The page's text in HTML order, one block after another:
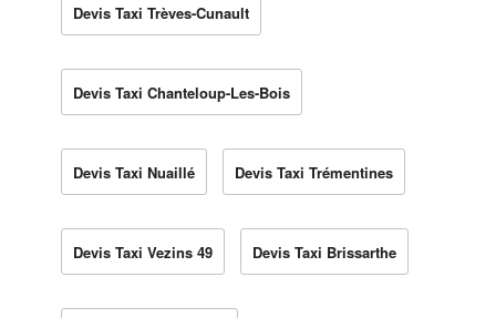
Devis Taxi Trèves-Cunault
Devis Taxi Chanteloup-Les-Bois
Devis Taxi Nuaillé Devis Taxi Trémentines
Devis Taxi Vezins 49 Devis Taxi Brissarthe